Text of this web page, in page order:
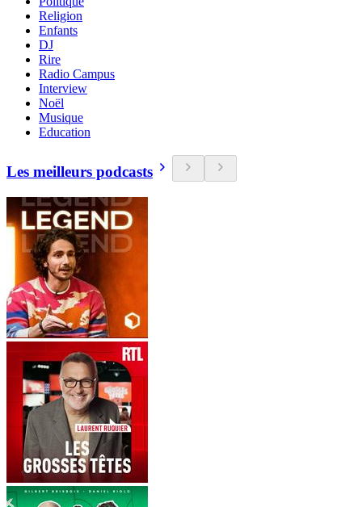
Religion
Enfants
DJ
Rire
Radio Campus
Interview
Noël
Musique
Education
Les meilleurs podcasts